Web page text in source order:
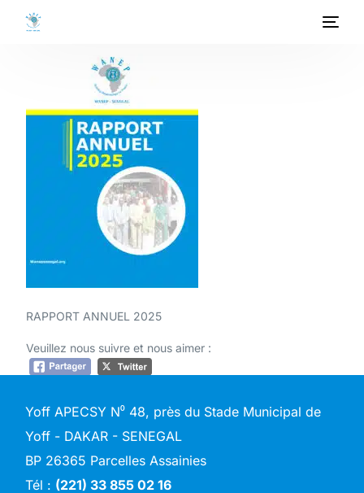
RAPPORT ANNUEL 2025
Veuillez nous suivre et nous aimer :
Yoff APECSY N⁰ 48, près du Stade Municipal de
Yoff - DAKAR - SENEGAL
BP 26365 Parcelles Assainies
Tél : (221) 33 855 02 16
ACCUEIL
A PROPOS
PROGRAMMES
ACTIVITES
MEDIATHEQUE